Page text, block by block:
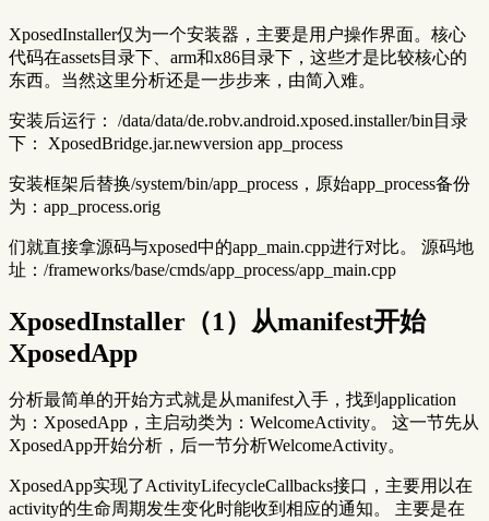
XposedInstaller仅为一个安装器，主要是用户操作界面。核心
代码在assets目录下、arm和x86目录下，这些才是比较核心的
东西。当然这里分析还是一步步来，由简入难。
安装后运行： /data/data/de.robv.android.xposed.installer/bin目录
下： XposedBridge.jar.newversion app_process
安装框架后替换/system/bin/app_process，原始app_process备份
为：app_process.orig
们就直接拿源码与xposed中的app_main.cpp进行对比。 源码地
址：/frameworks/base/cmds/app_process/app_main.cpp
XposedInstaller（1）从manifest开始
XposedApp
分析最简单的开始方式就是从manifest入手，找到application
为：XposedApp，主启动类为：WelcomeActivity。 这一节先从
XposedApp开始分析，后一节分析WelcomeActivity。
XposedApp实现了ActivityLifecycleCallbacks接口，主要用以在
activity的生命周期发生变化时能收到相应的通知。 主要是在